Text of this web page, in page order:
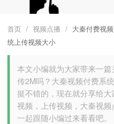
首页 / 视频点播 / 大秦付费视
统上传视频大小
本文小编就为大家带来一
传2M吗？大秦视频付费系
挺不错的，现在就分享给
视频，上传视频，大秦视频
一起跟随小编过来看看吧。